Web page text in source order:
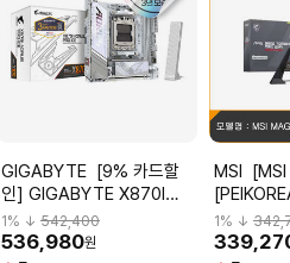
GIGABYTE [9% 카드할
인] GIGABYTE X870I
AORUS PRO ICE 피씨디렉
트
1% ↓542,400
536,980원
MSI [MSI 공식인증점]
B850 토
1% ↓